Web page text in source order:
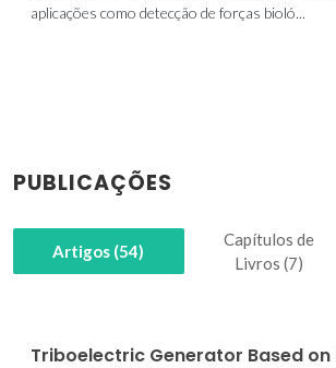
aplicações como detecção de forças bioló...
PUBLICAÇÕES
Artigos (54)
Capítulos de
Livros (7)
Triboelectric Generator Based